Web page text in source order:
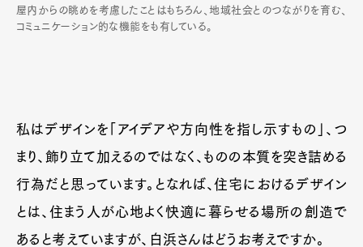
屋内からの眺めを考慮したことはもちろん、地域社会とのつながりを育む、
コミュニケーション的な機能をも有している。
私はデザインを「アイデアや方向性を指し示すもの」、つ
まり、飾り立て加えるのではなく、ものの本質を突き詰める
行為だと思っています。となれば、住宅におけるデザイン
とは、住まう人が心地よく快適に暮らせる場所の創造で
あると考えていますが、白浜さんはどうお考えですか。